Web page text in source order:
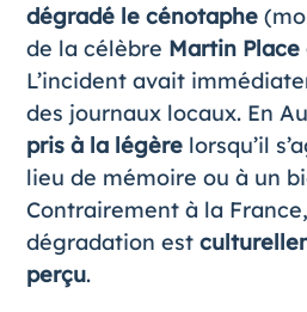
dégradé le cénotaphe
de la célèbre Martin Place
L’incident avait
des journaux locaux. En
pris à la légèrelorsqu’il
lieu de mémoire ou à un
Contrairement à la
dégradation est
perçu.